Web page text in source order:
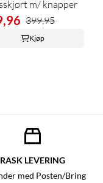
m/ knapper
399,95
Kjøp
RASK LEVERING
med Posten/Bring